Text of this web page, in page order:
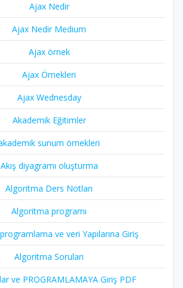
Ajax Nedir
Ajax Nedir Medium
Ajax örnek
Ajax Örnekleri
Ajax Wednesday
Akademik Eğitimler
sunum örnekleri
Akış diyagramı oluşturma
Algoritma Ders Notları
Algoritma programı
ve veri Yapılarına Giriş
Algoritma Soruları
ve PROGRAMLAMAYA Giriş PDF